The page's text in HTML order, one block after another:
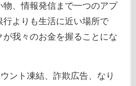
物、情報発信まで一つのアプ
行よりも生活に近い場所で
が我々のお金を握ることにな
ント凍結、詐欺広告、なり